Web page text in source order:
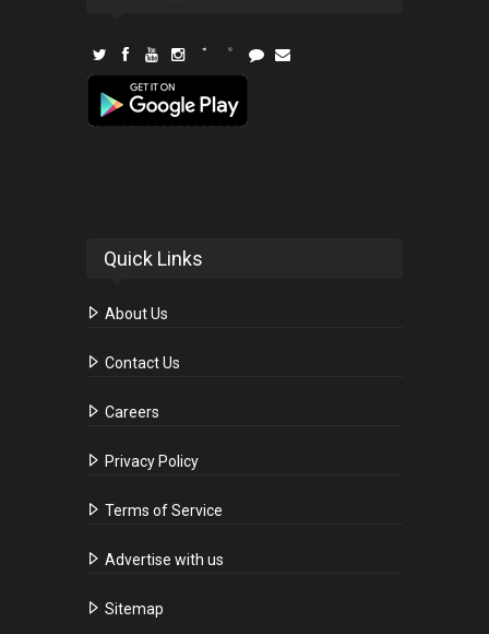
Quick Links
About Us
Contact Us
Careers
Privacy Policy
Terms of Service
Advertise with us
Sitemap